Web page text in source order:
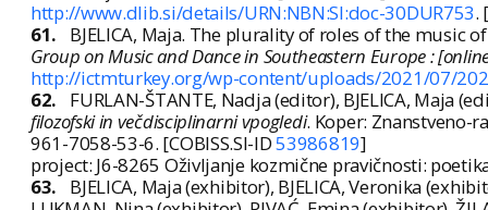
http://www.dlib.si/details/URN:NBN:SI:doc-30DUR753.
61.
BJELICA, Maja. The plurality of roles of the music
Group on Music and Dance in Southeastern Europe :
http://ictmturkey.org/wp-content/uploads/2021/07/
62.
FURLAN-ŠTANTE, Nadja (editor), BJELICA, Maja
filozofski in večdisciplinarni vpogledi. Koper: Znanstveno-
961-7058-53-6. [COBISS.SI-ID53986819]
project: J6-8265 Oživljanje kozmične pravičnosti:
63.
BJELICA, Maja (exhibitor), BJELICA, Veronika